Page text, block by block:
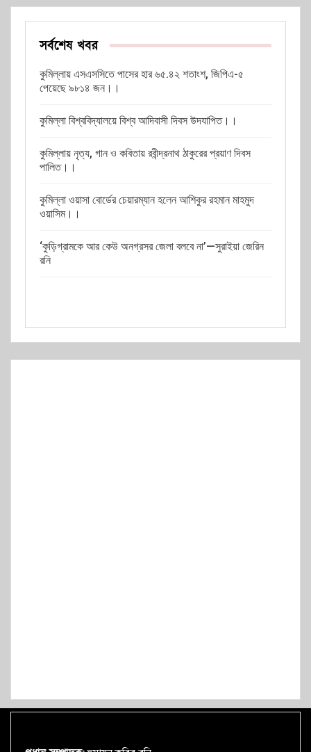
সর্বশেষ খবর
কুমিল্লায় এসএসসিতে পাসের হার ৬৫.৪২ শতাংশ, জিপিএ-৫
পেয়েছে ৯৮১৪ জন।।
কুমিল্লা বিশ্ববিদ্যালয়ে বিশ্ব আদিবাসী দিবস উদযাপিত।।
কুমিল্লায় নৃত্য, গান ও কবিতায় রবীন্দ্রনাথ ঠাকুরের প্রয়াণ দিবস
পালিত।।
কুমিল্লা ওয়াসা বোর্ডের চেয়ারম্যান হলেন আশিকুর রহমান মাহমুদ
ওয়াসিম।।
‘কুড়িগ্রামকে আর কেউ অনগ্রসর জেলা বলবে না’—সুরাইয়া জেরিন
রনি